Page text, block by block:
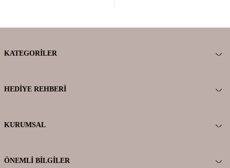
KATEGORILER
HEDIYE REHBERI
KURUMSAL
ÖNEMLI BILGILER